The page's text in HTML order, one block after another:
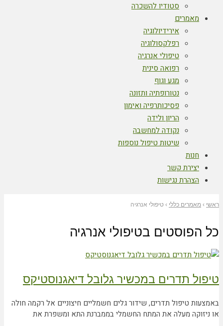
סטודיו להשכרה
מאמרים
אירידיולוגיה
רפלקסולוגיה
טיפולי אנרגיה
רפואה סינית
מגע וגוף
נטורופתיה ותזונה
פסיכותרפיה ואימון
הריון ולידה
נקודה למחשבה
שיטות טיפול נוספות
חנות
יצירת קשר
הצהרת נגישות
ראשי › מאמרים כללי › טיפולי אנרגיה
כל הפוסטים בטיפולי אנרגיה
טיפול תדרים במכשיר גלובל דיאגנוסטיקס
באמצעות טיפול תדרים, שידור גלים חשמליים חיצוניים אל רקמה חולה
או ניזוקה מעלה את המתח החשמלי בממברנת התא ומשפרת את